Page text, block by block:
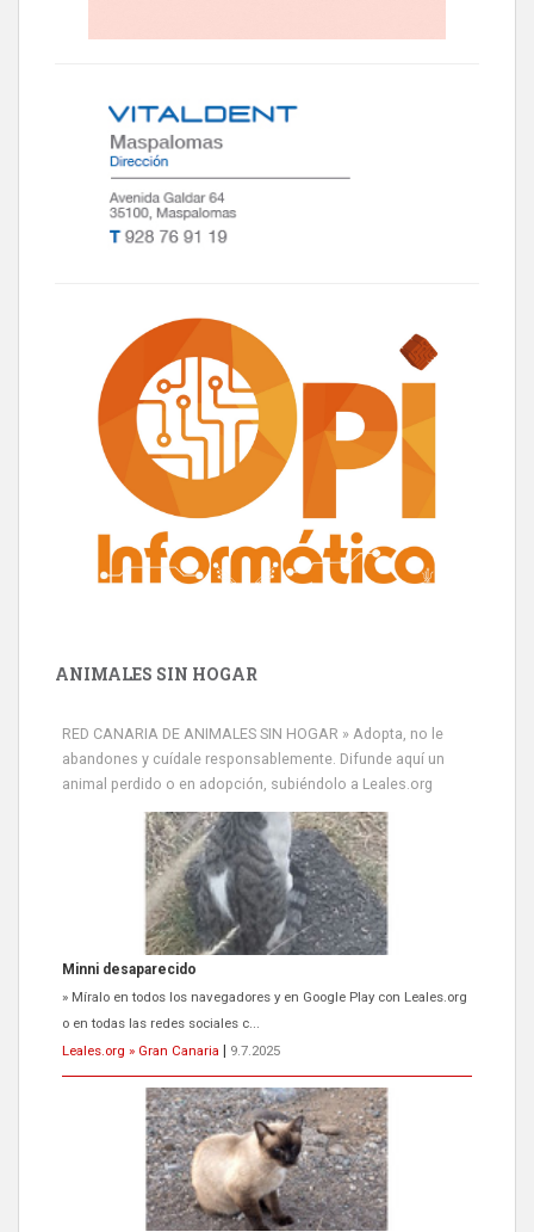
ANIMALES SIN HOGAR
RED CANARIA DE ANIMALES SIN HOGAR » Adopta, no le
abandones y cuídale responsablemente. Difunde aquí un
animal perdido o en adopción, subiéndolo a Leales.org
Minni desaparecido
» Míralo en todos los navegadores y en Google Play con Leales.org
o en todas las redes sociales c...
Leales.org » Gran Canaria | 9.7.2025